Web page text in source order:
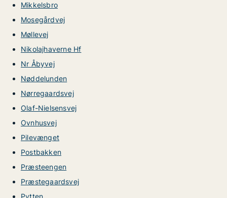
Mikkelsbro
Mosegårdvej
Møllevej
Nikolajhaverne Hf
Nr Åbyvej
Nøddelunden
Nørregaardsvej
Olaf-Nielsensvej
Ovnhusvej
Pilevænget
Postbakken
Præsteengen
Præstegaardsvej
Pytten